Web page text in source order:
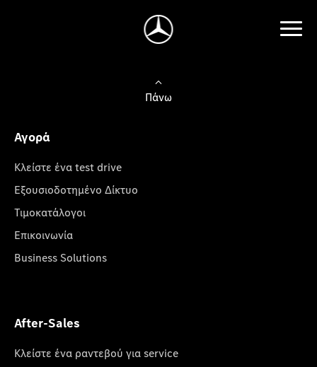
Πάνω
Αγορά
Κλείστε ένα test drive
Εξουσιοδοτημένο Δίκτυο
Τιμοκατάλογοι
Επικοινωνία
Business Solutions
After-Sales
Κλείστε ένα ραντεβού για service